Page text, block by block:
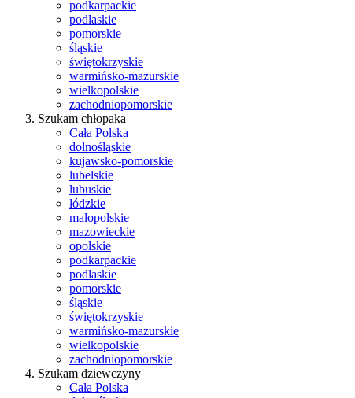
podkarpackie
podlaskie
pomorskie
śląskie
świętokrzyskie
warmińsko-mazurskie
wielkopolskie
zachodniopomorskie
Szukam chłopaka
Cała Polska
dolnośląskie
kujawsko-pomorskie
lubelskie
lubuskie
łódzkie
małopolskie
mazowieckie
opolskie
podkarpackie
podlaskie
pomorskie
śląskie
świętokrzyskie
warmińsko-mazurskie
wielkopolskie
zachodniopomorskie
Szukam dziewczyny
Cała Polska